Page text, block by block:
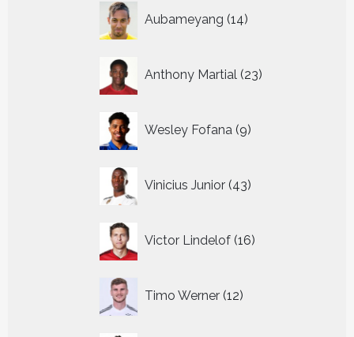
Aubameyang 14
producten
Anthony Martial 23
producten
Wesley Fofana 9
producten
Vinicius Junior 43
producten
Victor Lindelof 16
producten
Timo Werner 12
producten